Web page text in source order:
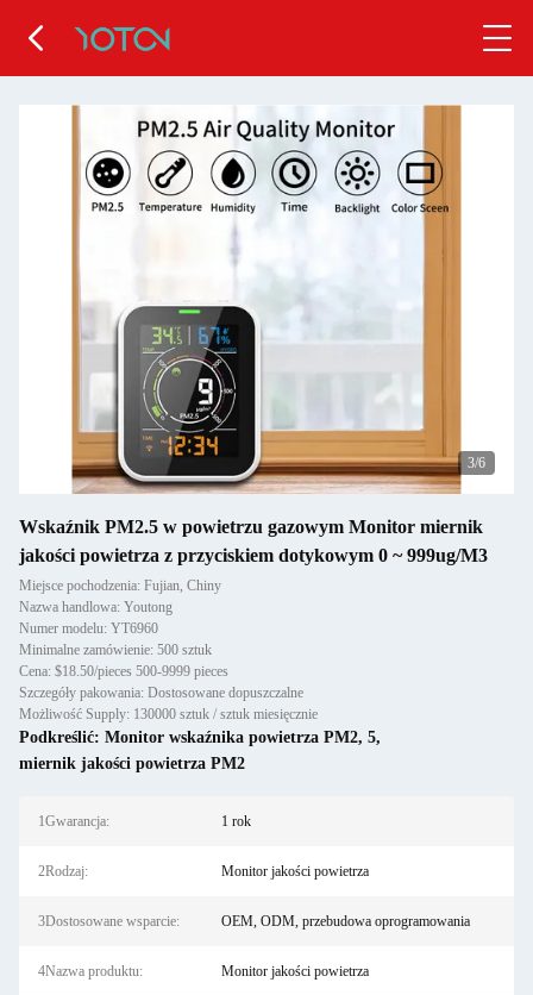
4/6
Wskaźnik PM2.5 w powietrzu gazowym Monitor miernik
jakości powietrza z przyciskiem dotykowym 0 ~ 999ug/M3
Miejsce pochodzenia: Fujian, Chiny
Nazwa handlowa: Youtong
Numer modelu: YT6960
Minimalne zamówienie: 500 sztuk
Cena: $18.50/pieces 500-9999 pieces
Szczegóły pakowania: Dostosowane dopuszczalne
Możliwość Supply: 130000 sztuk / sztuk miesięcznie
Podkreślić: Monitor wskaźnika powietrza PM2, 5,
miernik jakości powietrza PM2
1Gwarancja: 1 rok
2Rodzaj: Monitor jakości powietrza
3Dostosowane wsparcie: OEM, ODM, przebudowa oprogramowania
4Nazwa produktu: Monitor jakości powietrza